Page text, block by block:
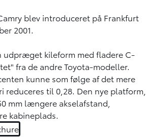
blev introduceret på Frankfurt
2001.
udpræget kileform med fladere C-
fra de andre Toyota-modeller.
kunne som følge af det mere
reduceres til 0,28. Den nye platform,
mm længere akselafstand,
kabineplads.